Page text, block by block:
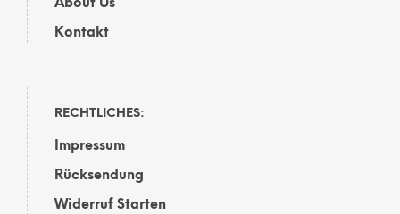
About Us
Kontakt
RECHTLICHES:
Impressum
Rücksendung
Widerruf Starten